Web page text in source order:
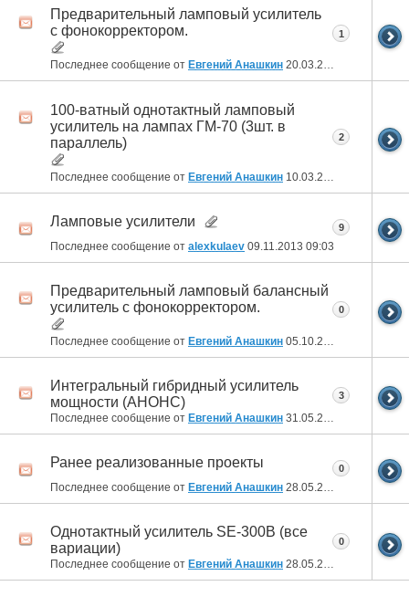
Предварительный ламповый усилитель
с фонокорректором.
Последнее сообщение от Евгений Анашкин 20.03.2017
1
100-ватный однотактный ламповый
усилитель на лампах ГМ-70 (3шт. в
параллель)
Последнее сообщение от Евгений Анашкин 10.03.2017
2
Ламповые усилители
Последнее сообщение от alexkulaev 09.11.2013 09:03
9
Предварительный ламповый балансный
усилитель с фонокорректором.
Последнее сообщение от Евгений Анашкин 05.10.2013
0
Интегральный гибридный усилитель
мощности (АНОНС)
Последнее сообщение от Евгений Анашкин 31.05.2013
3
Ранее реализованные проекты
Последнее сообщение от Евгений Анашкин 28.05.2013
0
Однотактный усилитель SE-300B (все
вариации)
Последнее сообщение от Евгений Анашкин 28.05.2013
0